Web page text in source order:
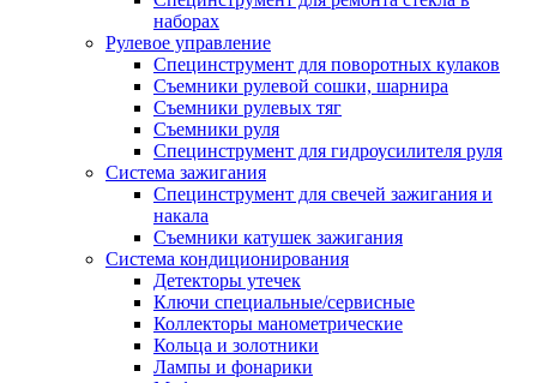
наборах
Рулевое управление
Специнструмент для поворотных кулаков
Съемники рулевой сошки, шарнира
Съемники рулевых тяг
Съемники руля
Специнструмент для гидроусилителя руля
Система зажигания
Специнструмент для свечей зажигания и
накала
Съемники катушек зажигания
Система кондиционирования
Детекторы утечек
Ключи специальные/сервисные
Коллекторы манометрические
Кольца и золотники
Лампы и фонарики